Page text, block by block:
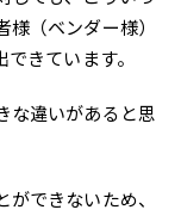
（ベンダー様）
きています。
な違いがあると思
できないため、